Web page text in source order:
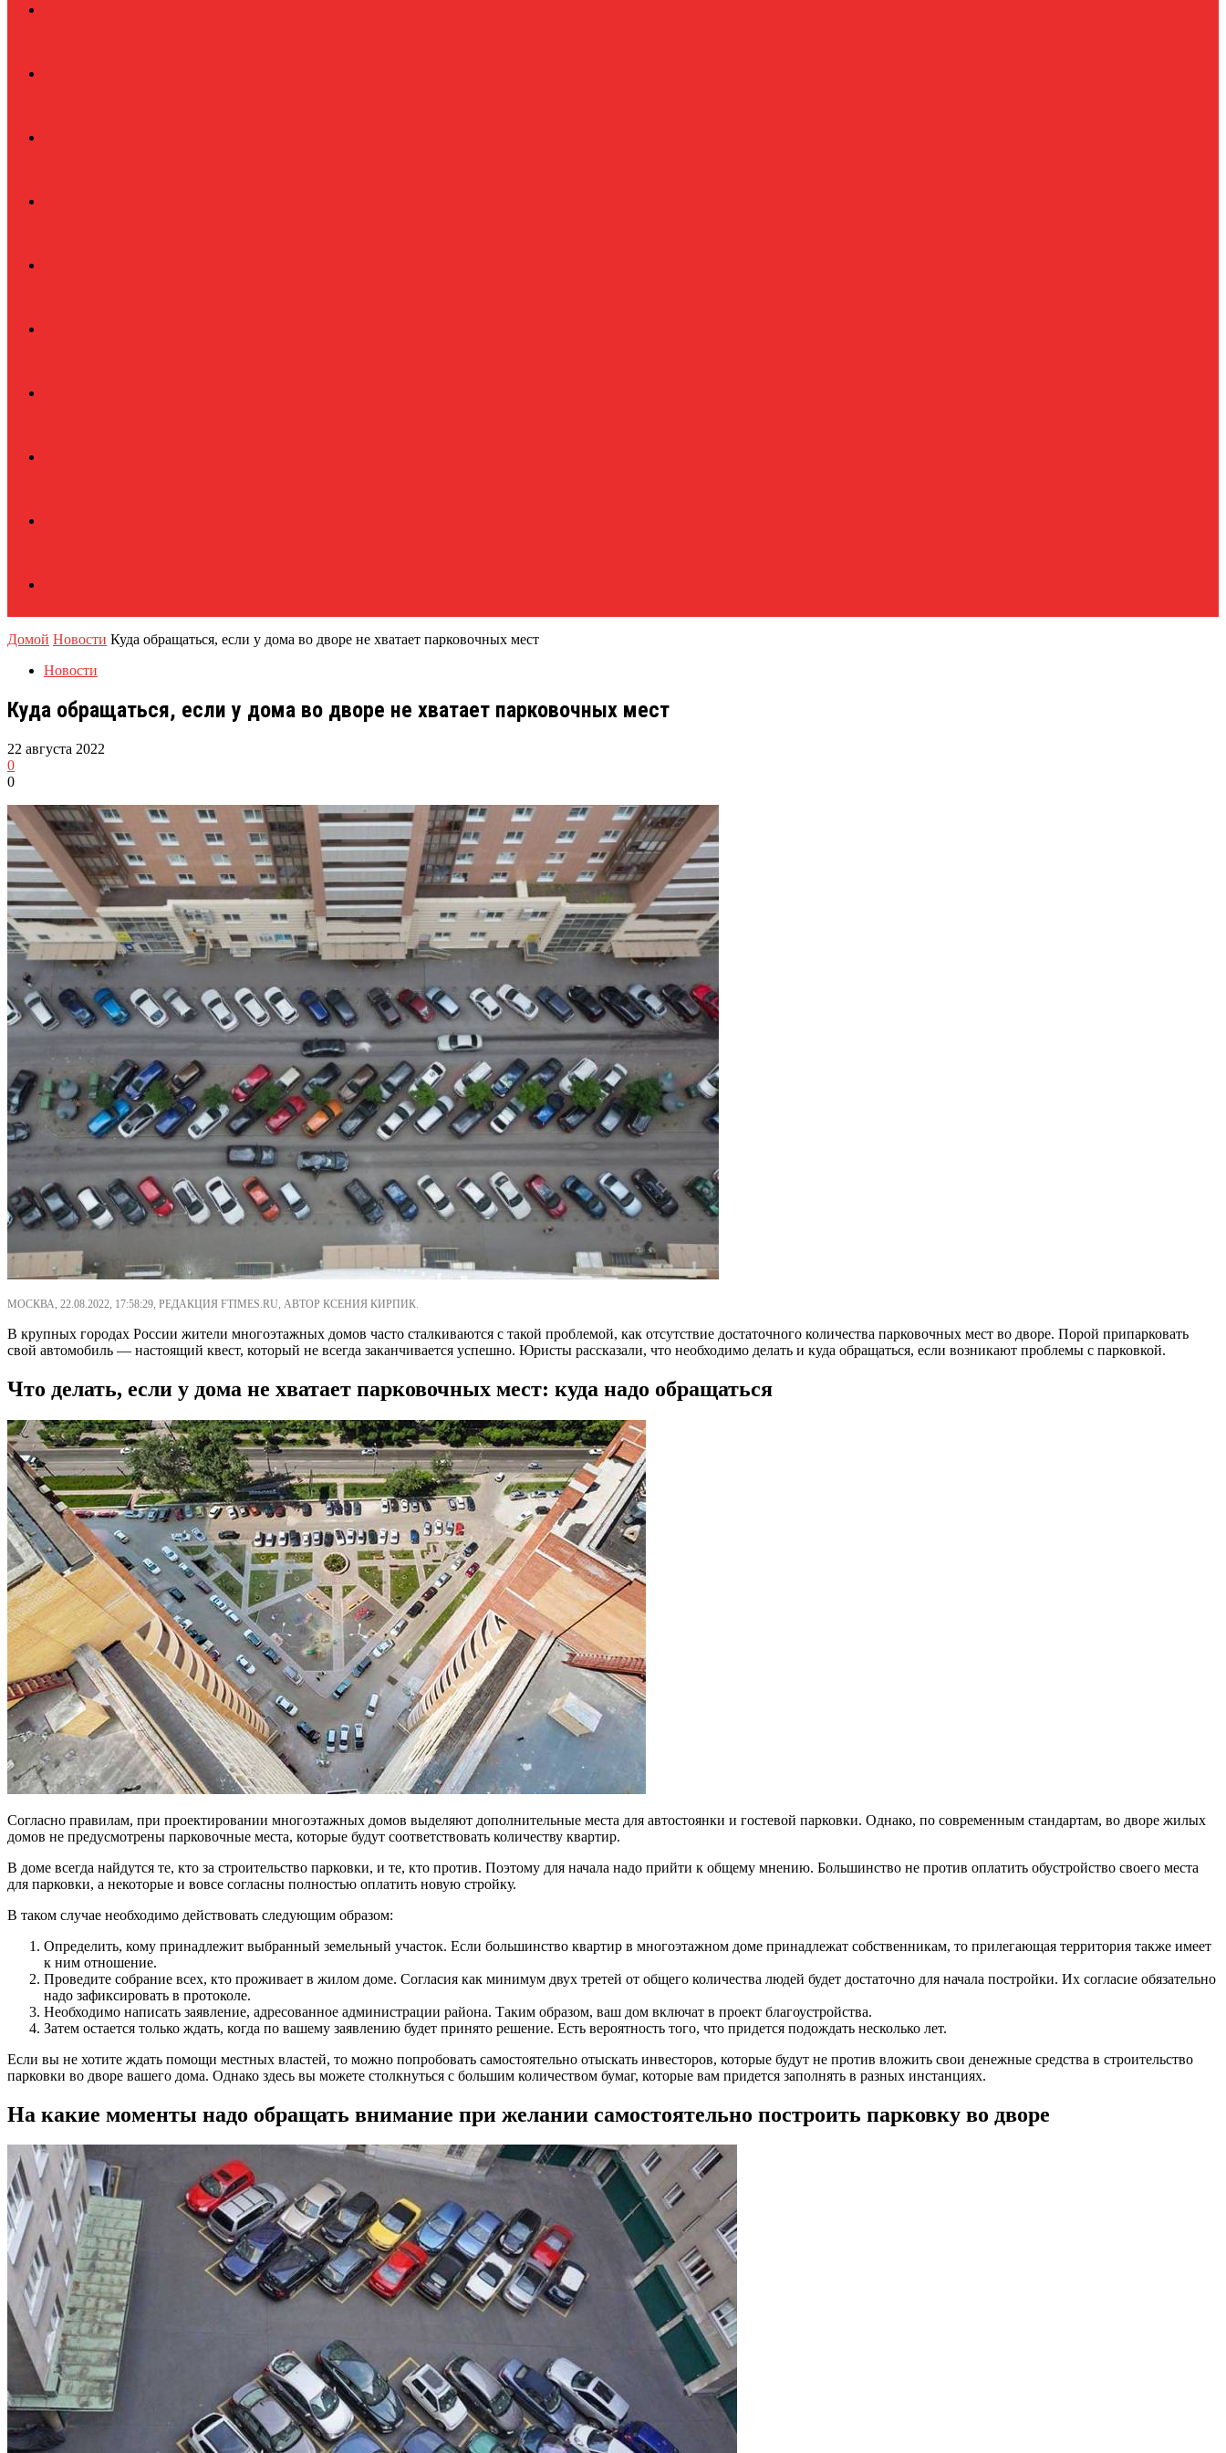
Домой Новости Куда обращаться, если у дома во дворе не хватает парковочных мест
Новости
Куда обращаться, если у дома во дворе не хватает парковочных мест
22 августа 2022
0
0
МОСКВА, 22.08.2022, 17:58:29, РЕДАКЦИЯ FTIMES.RU, АВТОР КСЕНИЯ КИРПИК.
В крупных городах России жители многоэтажных домов часто сталкиваются с такой проблемой, как отсутствие достаточного количества парковочных мест во дворе. Порой припарковать
свой автомобиль — настоящий квест, который не всегда заканчивается успешно. Юристы рассказали, что необходимо делать и куда обращаться, если возникают проблемы с парковкой.
Что делать, если у дома не хватает парковочных мест: куда надо обращаться
Согласно правилам, при проектировании многоэтажных домов выделяют дополнительные места для автостоянки и гостевой парковки. Однако, по современным стандартам, во дворе жилых
домов не предусмотрены парковочные места, которые будут соответствовать количеству квартир.
В доме всегда найдутся те, кто за строительство парковки, и те, кто против. Поэтому для начала надо прийти к общему мнению. Большинство не против оплатить обустройство своего места
для парковки, а некоторые и вовсе согласны полностью оплатить новую стройку.
В таком случае необходимо действовать следующим образом:
Определить, кому принадлежит выбранный земельный участок. Если большинство квартир в многоэтажном доме принадлежат собственникам, то прилегающая территория также имеет
к ним отношение.
Проведите собрание всех, кто проживает в жилом доме. Согласия как минимум двух третей от общего количества людей будет достаточно для начала постройки. Их согласие обязательно
надо зафиксировать в протоколе.
Необходимо написать заявление, адресованное администрации района. Таким образом, ваш дом включат в проект благоустройства.
Затем остается только ждать, когда по вашему заявлению будет принято решение. Есть вероятность того, что придется подождать несколько лет.
Если вы не хотите ждать помощи местных властей, то можно попробовать самостоятельно отыскать инвесторов, которые будут не против вложить свои денежные средства в строительство
парковки во дворе вашего дома. Однако здесь вы можете столкнуться с большим количеством бумаг, которые вам придется заполнять в разных инстанциях.
На какие моменты надо обращать внимание при желании самостоятельно построить парковку во дворе